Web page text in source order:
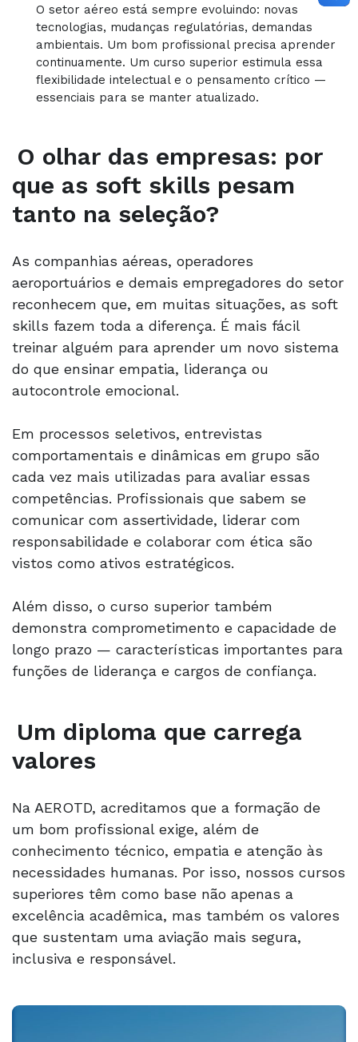
O setor aéreo está sempre evoluindo: novas
tecnologias, mudanças regulatórias, demandas
ambientais. Um bom profissional precisa aprender
continuamente. Um curso superior estimula essa
flexibilidade intelectual e o pensamento crítico —
essenciais para se manter atualizado.
O olhar das empresas: por
que as soft skills pesam
tanto na seleção?
As companhias aéreas, operadores
aeroportuários e demais empregadores do setor
reconhecem que, em muitas situações, as soft
skills fazem toda a diferença. É mais fácil
treinar alguém para aprender um novo sistema
do que ensinar empatia, liderança ou
autocontrole emocional.
Em processos seletivos, entrevistas
comportamentais e dinâmicas em grupo são
cada vez mais utilizadas para avaliar essas
competências. Profissionais que sabem se
comunicar com assertividade, liderar com
responsabilidade e colaborar com ética são
vistos como ativos estratégicos.
Além disso, o curso superior também
demonstra comprometimento e capacidade de
longo prazo — características importantes para
funções de liderança e cargos de confiança.
Um diploma que carrega
valores
Na AEROTD, acreditamos que a formação de
um bom profissional exige, além de
conhecimento técnico, empatia e atenção às
necessidades humanas. Por isso, nossos cursos
superiores têm como base não apenas a
excelência acadêmica, mas também os valores
que sustentam uma aviação mais segura,
inclusiva e responsável.